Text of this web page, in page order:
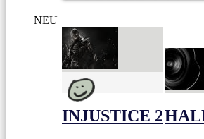
NEU
INJUSTICE 2